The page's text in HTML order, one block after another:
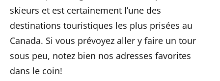
skieurs et est certainement l’une des
destinations touristiques les plus prisées au
Canada. Si vous prévoyez aller y faire un tour
sous peu, notez bien nos adresses favorites
dans le coin!